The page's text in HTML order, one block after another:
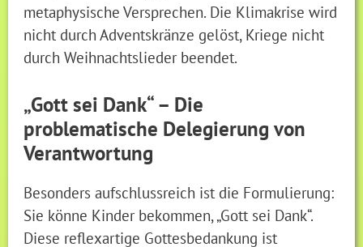
metaphysische Versprechen. Die Klimakrise wird
nicht durch Adventskränze gelöst, Kriege nicht
durch Weihnachtslieder beendet.
„Gott sei Dank“ – Die
problematische Delegierung von
Verantwortung
Besonders aufschlussreich ist die Formulierung:
Sie könne Kinder bekommen, „Gott sei Dank“.
Diese reflexartige Gottesbedankung ist